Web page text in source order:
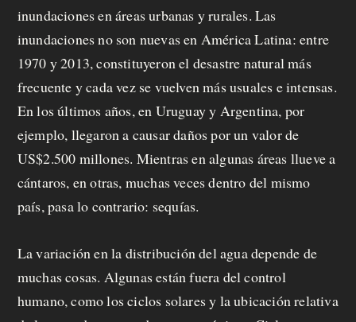
inundaciones en áreas urbanas y rurales. Las
inundaciones no son nuevas en América Latina: entre
1970 y 2013, constituyeron el desastre natural más
frecuente y cada vez se vuelven más usuales e intensas.
En los últimos años, en Uruguay y Argentina, por
ejemplo, llegaron a causar daños por un valor de
US$2.500 millones. Mientras en algunas áreas llueve a
cántaros, en otras, muchas veces dentro del mismo
país, pasa lo contrario: sequías.
La variación en la distribución del agua depende de
muchas cosas. Algunas están fuera del control
humano, como los ciclos solares y la ubicación relativa